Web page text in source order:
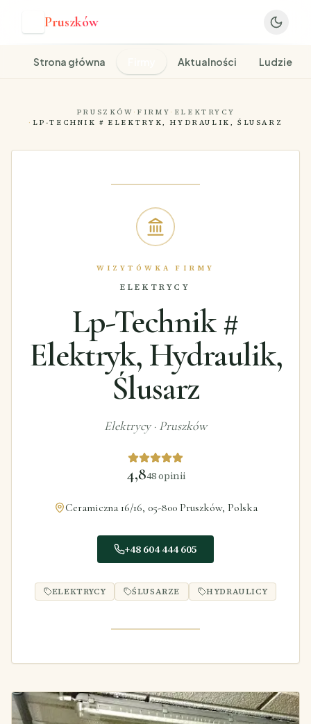
Pruszków
Strona główna Aktualności Ludzie
PRUSZKÓW · FIRMY · ELEKTRYCY
· LP-TECHNIK # ELEKTRYK, HYDRAULIK, ŚLUSARZ
WIZYTÓWKA FIRMY
ELEKTRYCY
Lp-Technik #
Elektryk, Hydraulik,
Ślusarz
Elektrycy· Pruszków
4,848opinii
Ceramiczna 16/16, 05-800 Pruszków, Polska
+48 604 444 605
ELEKTRYCY ŚLUSARZE HYDRAULICY